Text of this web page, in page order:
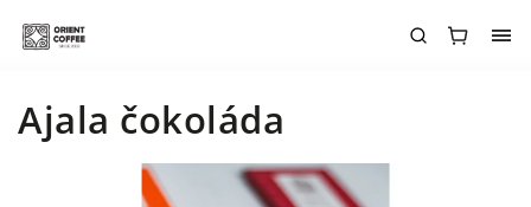
Ajala čokoláda